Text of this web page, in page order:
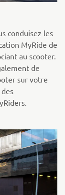
conduisez les
MyRide de
au scooter.
de
sur votre